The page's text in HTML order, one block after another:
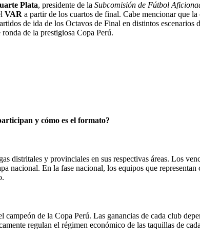
Plata, presidente de la Subcomisión de Fútbol
VAR a partir de los cuartos de final. Cabe mencionar que la
de ida de los Octavos de Final en distintos escenarios
de la prestigiosa Copa Perú.
y cómo es el formato?
distritales y provinciales en sus respectivas áreas. Los
nacional. En la fase nacional, los equipos que representan
de la Copa Perú. Las ganancias de cada club
regulan el régimen económico de las taquillas de